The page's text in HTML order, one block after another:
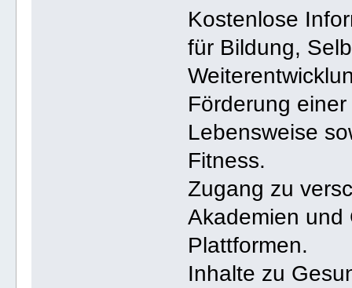
Kostenlose
für Bildung,
Förderung
Lebensweise
Fitness.
Zugang zu
Akademien und
Plattformen.
Inhalte zu